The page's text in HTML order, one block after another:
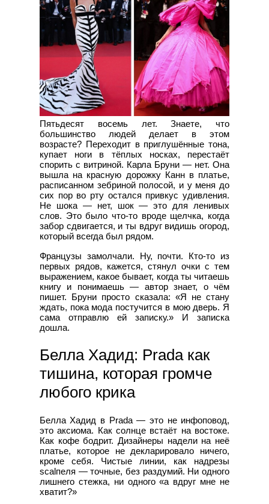
Пятьдесят восемь лет. Знаете, что
большинство людей делает в этом
возрасте? Переходит в приглушённые тона,
купает ноги в тёплых носках, перестаёт
спорить с витриной. Карла Бруни — нет. Она
вышла на красную дорожку Канн в платье,
расписанном зебриной полосой, и у меня до
сих пор во рту остался привкус удивления.
Не шока — нет, шок — это для ленивых
слов. Это было что-то вроде щелчка, когда
забор сдвигается, и ты вдруг видишь огород,
который всегда был рядом.
Французы замолчали. Ну, почти. Кто-то из
первых рядов, кажется, стянул очки с тем
выражением, какое бывает, когда ты читаешь
книгу и понимаешь — автор знает, о чём
пишет. Бруни просто сказала: «Я не стану
ждать, пока мода постучится в мою дверь. Я
сама отправлю ей записку.» И записка
дошла.
Белла Хадид: Prada как
тишина, которая громче
любого крика
Белла Хадид в Prada — это не инфоповод,
это аксиома. Как солнце встаёт на востоке.
Как кофе бодрит. Дизайнеры надели на неё
платье, которое не декларировало ничего,
кроме себя. Чистые линии, как надрезы
scalпеля — точные, без раздумий. Ни одного
лишнего стежка, ни одного «а вдруг мне не
хватит?»